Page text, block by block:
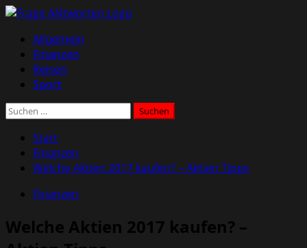
Zum
springen
Primäres
Menü
Allgemein
Finanzen
Reisen
Sport
Suchen
Start
Finanzen
Welche Aktien 2017 kaufen? – Aktien Tipps
Finanzen
Welche Aktien 2017 kaufen? –